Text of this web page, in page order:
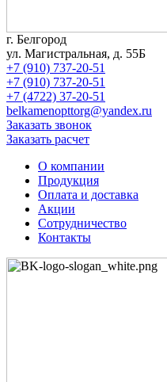
г. Белгород
ул. Магистральная, д. 55Б
+7 (910) 737-20-51
+7 (910) 737-20-51
+7 (4722) 37-20-51
belkamenopttorg@yandex.ru
Заказать звонок
Заказать расчет
О компании
Продукция
Оплата и доставка
Акции
Сотрудничество
Контакты